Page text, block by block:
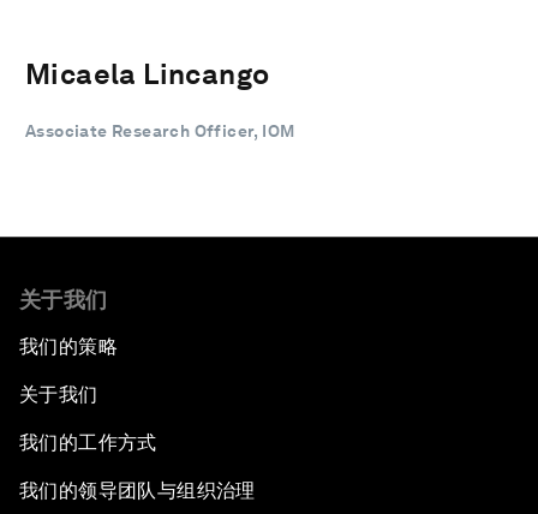
Micaela Lincango
Associate Research Officer, IOM
关于我们
我们的策略
关于我们
我们的工作方式
我们的领导团队与组织治理